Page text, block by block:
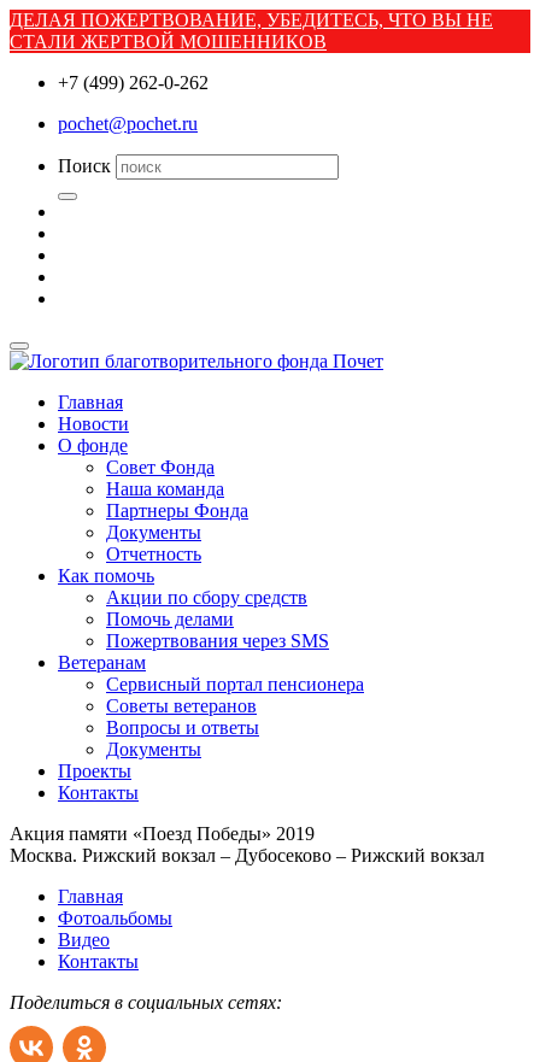
ДЕЛАЯ ПОЖЕРТВОВАНИЕ, УБЕДИТЕСЬ, ЧТО ВЫ НЕ
СТАЛИ ЖЕРТВОЙ МОШЕННИКОВ
+7 (499) 262-0-262
pochet@pochet.ru
Поиск
Главная
Новости
О фонде
Совет Фонда
Наша команда
Партнеры Фонда
Документы
Отчетность
Как помочь
Акции по сбору средств
Помочь делами
Пожертвования через SMS
Ветеранам
Сервисный портал пенсионера
Советы ветеранов
Вопросы и ответы
Документы
Проекты
Контакты
Акция памяти «Поезд Победы» 2019
Москва. Рижский вокзал – Дубосеково – Рижский вокзал
Главная
Фотоальбомы
Видео
Контакты
Поделиться в социальных сетях: